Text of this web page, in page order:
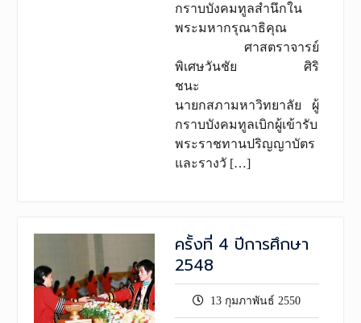
กราบบังคมทูลสำนึกใน
พระมหากรุณาธิคุณ
ศาสตราจารย์
พิเศษวันชัย ศิริ
ชนะ
นายกสภามหาวิทยาลัย ผู้
กราบบังคมทูลเบิกผู้เข้ารับ
พระราชทานปริญญาบัตร
และรางวั […]
ครั้งที่ 4 ปีการศึกษา
2548
13 กุมภาพันธ์ 2550